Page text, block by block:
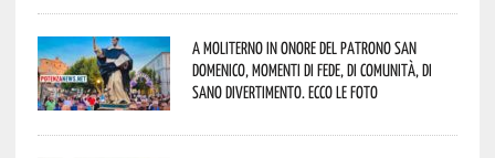
A Moliterno in onore del Patrono San
Domenico, momenti di fede, di comunità, di
sano divertimento. Ecco le foto